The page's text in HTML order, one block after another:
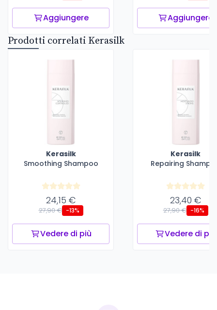
Aggiungere Aggiungere
Prodotti correlati Kerasilk
Kerasilk
Smoothing Shampoo
24,15 €
27,90 € -13%
Vedere di più
Kerasilk
Repairing
23,40 €
27,90 € -16%
Vedere di più